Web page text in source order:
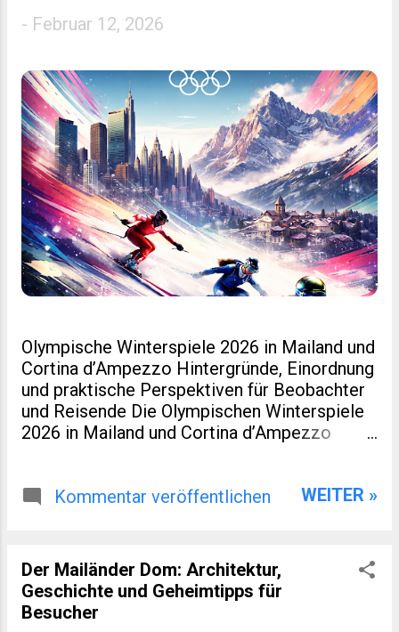
- Februar 12, 2026
Olympische Winterspiele 2026 in Mailand und
Cortina d’Ampezzo Hintergründe, Einordnung
und praktische Perspektiven für Beobachter
und Reisende Die Olympischen Winterspiele
2026 in Mailand und Cortina d’Ampezzo
Turin 2006 erneut Gastgeber ist. Sondern
wirtschaftlich eng mit regionaler Entwicklung
verzahnt wurde. Für viele Leser eines
spezialisierten Blogs zu Sport, Reisen oder
europäischer Regionalentwicklung sind genau
Kommentar veröffentlichen WEITER »
Der Mailänder Dom: Architektur,
Geschichte und Geheimtipps für
Besucher